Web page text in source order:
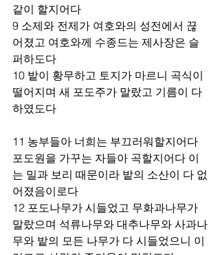
같이 할지어다
9 소제와 전제가 여호와의 성전에서 끊
어졌고 여호와께 수종드는 제사장은 슬
퍼하도다
10 밭이 황무하고 토지가 마르니 곡식이
떨어지며 새 포도주가 말랐고 기름이 다
하였도다
11 농부들아 너희는 부끄러워할지어다
포도원을 가꾸는 자들아 곡할지어다 이
는 밀과 보리 때문이라 밭의 소산이 다 없
어졌음이로다
12 포도나무가 시들었고 무화과나무가
말랐으며 석류나무와 대추나무와 사과나
무와 밭의 모든 나무가 다 시들었으니 이